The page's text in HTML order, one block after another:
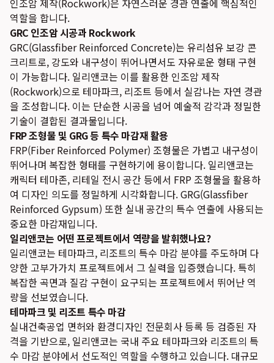
인조암 제작(Rockwork)은 자연스러운 경관 연출에 핵심적인
역할을 합니다.
GRC 인조암 시공과 Rockwork
GRC(Glassfiber Reinforced Concrete)는 유리섬유 보강 콘
크리트로, 강도와 내구성이 뛰어나면서도 자유로운 형태 구현
이 가능합니다. 일리앤코는 이를 활용한 인조암 제작
(Rockwork)으로 테마파크, 리조트 등에서 실감나는 자연 경관
을 조성합니다. 이는 단순한 시공을 넘어 예술적 감각과 정밀한
기술이 결합된 결과물입니다.
FRP 조형물 및 GRG 등 특수 마감재 활용
FRP(Fiber Reinforced Polymer) 조형물은 가볍고 내구성이
뛰어나며 복잡한 형태를 구현하기에 용이합니다. 일리앤코는
캐릭터 테마존, 리테일 전시 공간 등에서 FRP 조형물을 활용하
여 디자인 의도를 정밀하게 시각화합니다. GRG(Glassfiber
Reinforced Gypsum) 또한 실내 공간의 특수 연출에 사용되는
중요한 마감재입니다.
일리앤코는 어떤 프로젝트에서 역량을 발휘했나요?
일리앤코는 테마파크, 리조트의 특수 마감 분야를 주도하며 다
양한 고부가가치 프로젝트에서 그 실력을 입증했습니다. 특히
복잡한 곡면과 질감 구현이 요구되는 프로젝트에서 뛰어난 역
량을 선보였습니다.
테마파크 및 리조트 특수 마감
실내건축공업 면허와 환경디자인 전문회사 등록 등 검증된 자
격을 기반으로, 일리앤코는 국내 주요 테마파크와 리조트의 특
수 마감 분야에서 선도적인 역할을 수행하고 있습니다. 대규모